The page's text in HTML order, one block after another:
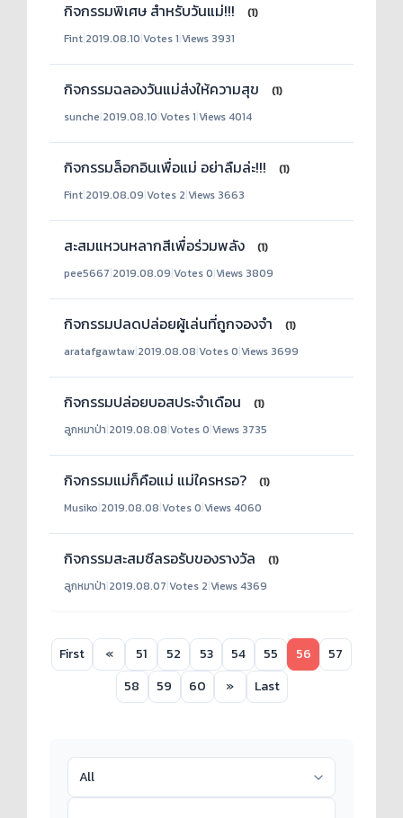
กิจกรรมพิเศษ สำหรับวันแม่!!!
(1)
Fint|2019.08.10|Votes 1|Views 3931
กิจกรรมฉลองวันแม่ส่งให้ความสุข
(1)
sunche|2019.08.10|Votes 1|Views 4014
กิจกรรมล็อกอินเพื่อแม่ อย่าลืมล่ะ!!!
(1)
Fint|2019.08.09|Votes 2|Views 3663
สะสมแหวนหลากสีเพื่อร่วมพลัง
(1)
pee5667|2019.08.09|Votes 0|Views 3809
กิจกรรมปลดปล่อยผู้เล่นที่ถูกจองจำ
(1)
aratafgawtaw|2019.08.08|Votes 0|Views 3699
กิจกรรมปล่อยบอสประจำเดือน
(1)
ลูกหมาป่า|2019.08.08|Votes 0|Views 3735
กิจกรรมแม่ก็คือแม่ แม่ใครหรอ?
(1)
Musiko|2019.08.08|Votes 0|Views 4060
กิจกรรมสะสมซีลรอรับของรางวัล
(1)
ลูกหมาป่า|2019.08.07|Votes 2|Views 4369
First « 51 52 53 54 55 56
57
58
59 60 » Last